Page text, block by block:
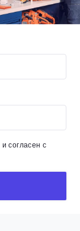
и согласен с